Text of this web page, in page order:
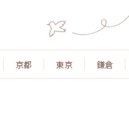
京都 東京 鎌倉